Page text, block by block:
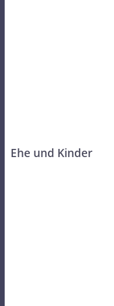
Ehe und Kinder